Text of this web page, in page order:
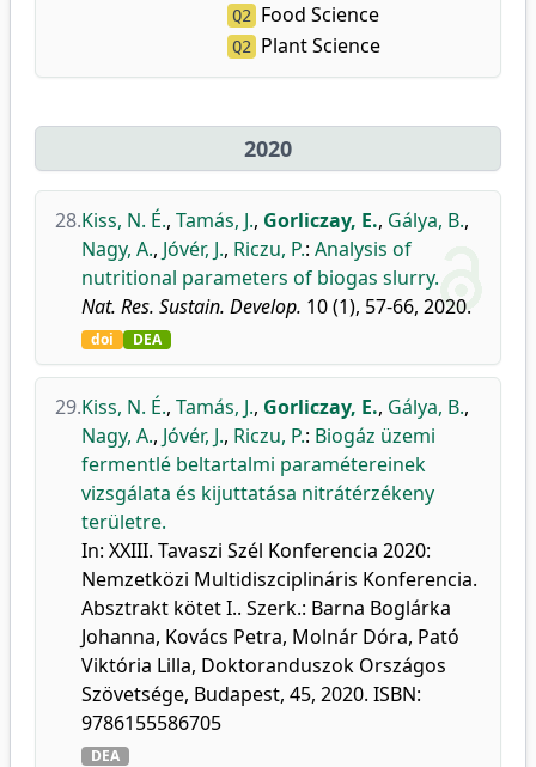
Q2 Food Science
Q2 Plant Science
2020
28.Kiss, N. É., Tamás, J., Gorliczay, E., Gálya, B.,
Nagy, A., Jóvér, J., Riczu, P.: Analysis of
nutritional parameters of biogas slurry.
Nat. Res. Sustain. Develop. 10 (1), 57-66, 2020.
doi DEA
29.Kiss, N. É., Tamás, J., Gorliczay, E., Gálya, B.,
Nagy, A., Jóvér, J., Riczu, P.: Biogáz üzemi
fermentlé beltartalmi paramétereinek
vizsgálata és kijuttatása nitrátérzékeny
területre.
In: XXIII. Tavaszi Szél Konferencia 2020:
Nemzetközi Multidiszciplináris Konferencia.
Absztrakt kötet I.. Szerk.: Barna Boglárka
Johanna, Kovács Petra, Molnár Dóra, Pató
Viktória Lilla, Doktoranduszok Országos
Szövetsége, Budapest, 45, 2020. ISBN:
9786155586705
DEA